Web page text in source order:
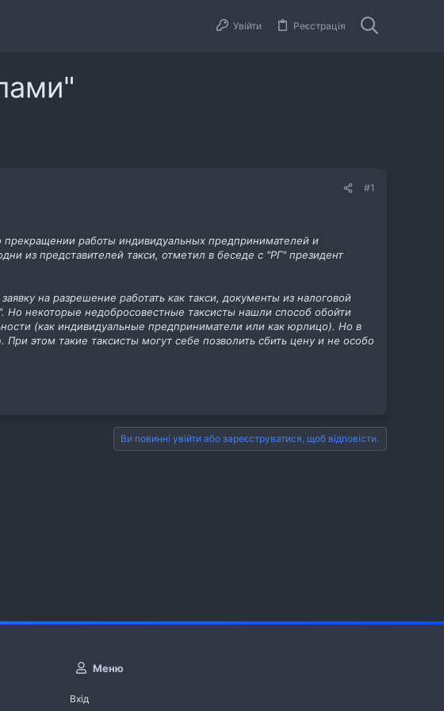
Увійти Реєстрація
#1
прекращении работы индивидуальных предпринимателей и
из представителей такси, отметил в беседе с "РГ" президент
на разрешение работать как такси, документы из налоговой
Но некоторые недобросовестные таксисты нашли способ обойти
(как индивидуальные предприниматели или как юрлицо). Но в
этом такие таксисты могут себе позволить сбить цену и не особо
Ви повинні увійти або зареєструватися, щоб відповісти.
Меню
Вхід